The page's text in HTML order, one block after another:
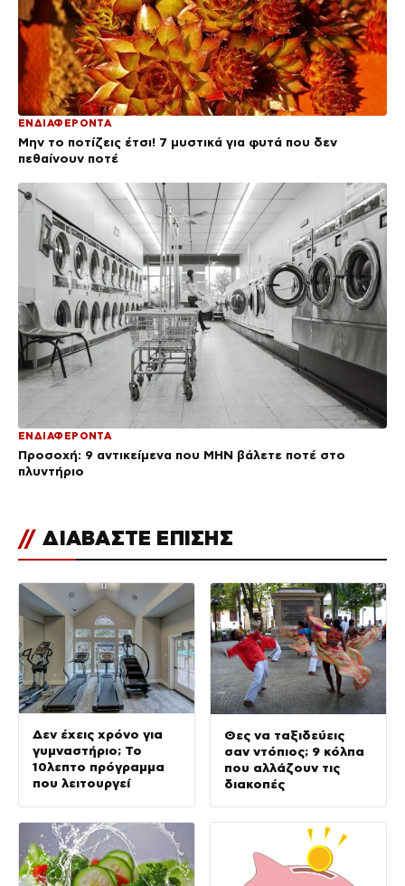
ΕΝΔΙΑΦΕΡΟΝΤΑ
Μην το ποτίζεις έτσι! 7 μυστικά για φυτά που δεν
πεθαίνουν ποτέ
ΕΝΔΙΑΦΕΡΟΝΤΑ
Προσοχή: 9 αντικείμενα που ΜΗΝ βάλετε ποτέ στο
πλυντήριο
// ΔΙΑΒΑΣΤΕ ΕΠΙΣΗΣ
Δεν έχεις χρόνο για
γυμναστήριο; Το
10λεπτο πρόγραμμα
που λειτουργεί
Θες να ταξιδεύεις
σαν ντόπιος; 9 κόλπα
που αλλάζουν τις
διακοπές